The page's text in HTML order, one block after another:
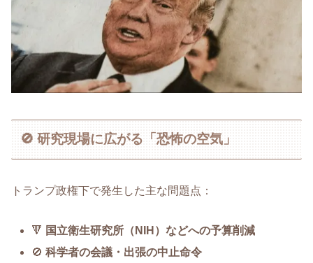
🚫 研究現場に広がる「恐怖の空気」
トランプ政権下で発生した主な問題点：
🔻 国立衛生研究所（NIH）などへの予算削減
🚫科学者の会議・出張の中止命令